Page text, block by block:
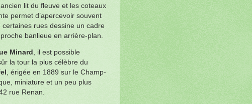
lit du fleuve et les coteaux
permet d’apercevoir souvent
certaines rues dessine un cadre
banlieue en arrière-plan.
Minard , il est possible
la tour la plus célèbre du
, érigée en 1889 sur le Champ-
miniature et un peu plus
rue Renan.